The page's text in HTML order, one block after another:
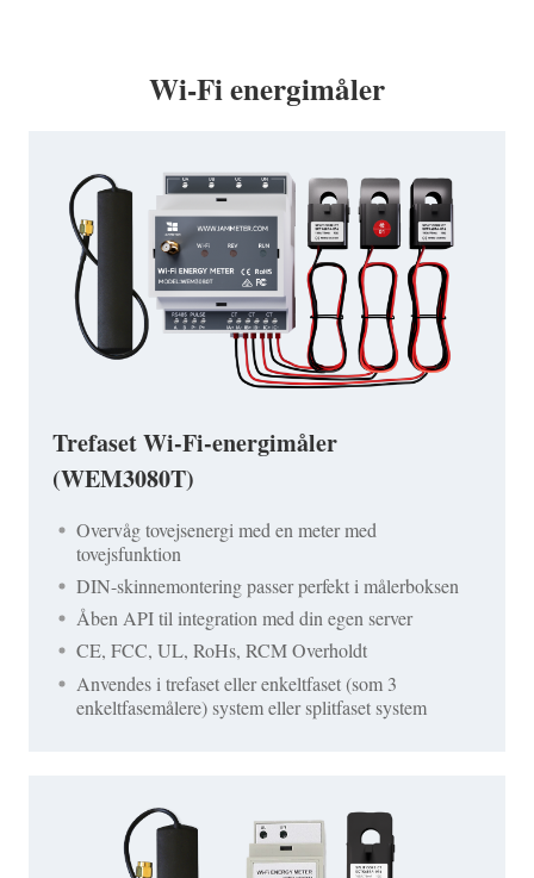
Wi-Fi energimåler
Trefaset Wi-Fi-energimåler
(WEM3080T)
Overvåg tovejsenergi med en meter med
tovejsfunktion
DIN-skinnemontering passer perfekt i målerboksen
Åben API til integration med din egen server
CE, FCC, UL, RoHs, RCM Overholdt
Anvendes i trefaset eller enkeltfaset (som 3
enkeltfasemålere) system eller splitfaset system